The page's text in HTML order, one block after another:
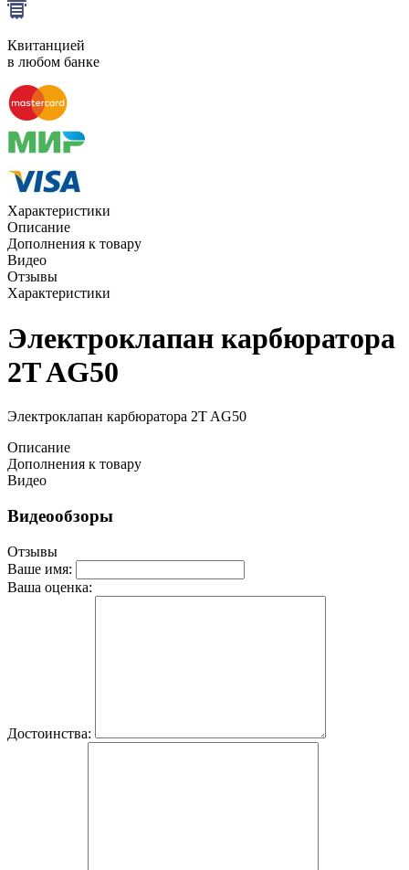
Квитанцией
в любом банке
Характеристики
Описание
Дополнения к товару
Видео
Отзывы
Характеристики
Электроклапан карбюратора
2T AG50
Электроклапан карбюратора 2T AG50
Описание
Дополнения к товару
Видео
Видеообзоры
Отзывы
Ваше имя:
Ваша оценка:
Достоинства: